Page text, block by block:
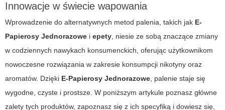
Innowacje w świecie wapowania
Wprowadzenie do alternatywnych metod palenia, takich jak E-
Papierosy Jednorazowe i epety, niesie ze sobą znaczące zmiany
w codziennych nawykach konsumenckich, oferując użytkownikom
nowoczesne rozwiązania w zakresie konsumpcji nikotyny oraz
aromatów. Dzięki E-Papierosy Jednorazowe, palenie staje się
wygodne, czyste i prostsze. W poniższym artykule poznasz główne
zalety tych produktów, zapoznasz się z ich specyfiką i dowiesz się,